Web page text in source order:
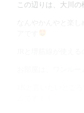
この辺りは、大川
1Kと言いたいとこ